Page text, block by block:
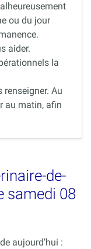
ou du jour
aider.
la
Au
au matin, afin
de-
samedi 08
aujourd’hui :